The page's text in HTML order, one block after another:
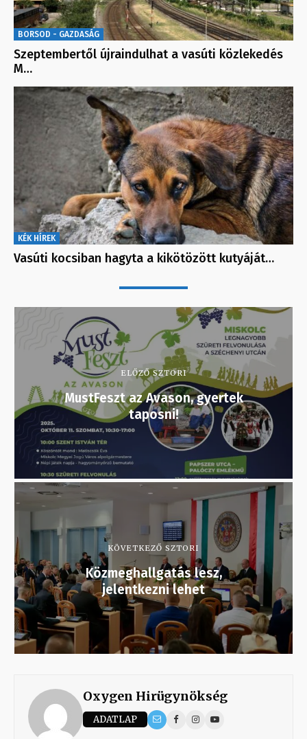
BORSOD - GAZDASÁG
Szeptembertől újraindulhat a vasúti közlekedés
M…
KÉK HÍREK
Vasúti kocsiban hagyta a kikötözött kutyáját…
ELŐZŐ SZTORI
MustFeszt az Avason, gyertek
taposni!
KÖVETKEZŐ SZTORI
Közmeghallgatás lesz,
jelentkezni lehet
Oxygen Hirügynökség
ADATLAP